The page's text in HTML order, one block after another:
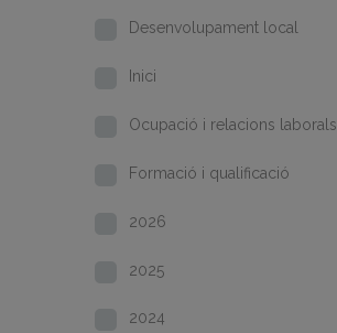
Desenvolupament local
Inici
Ocupació i relacions laborals
Formació i qualificació
2026
2025
2024